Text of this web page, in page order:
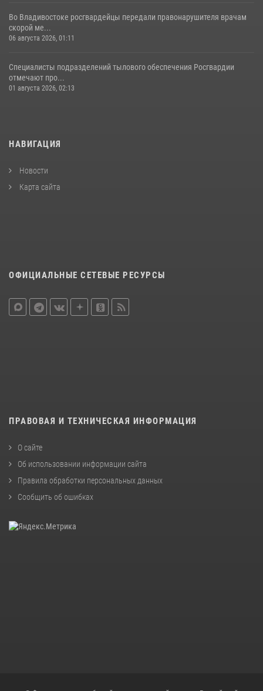
Во Владивостоке росгвардейцы передали правонарушителя врачам
скорой ме...
06 августа 2026, 01:11
Специалисты подразделений тылового обеспечения Росгвардии
отмечают про...
01 августа 2026, 02:13
НАВИГАЦИЯ
Новости
Карта сайта
ОФИЦИАЛЬНЫЕ СЕТЕВЫЕ РЕСУРСЫ
ПРАВОВАЯ И ТЕХНИЧЕСКАЯ ИНФОРМАЦИЯ
О сайте
Об использовании информации сайта
Правила обработки персональных данных
Сообщить об ошибках